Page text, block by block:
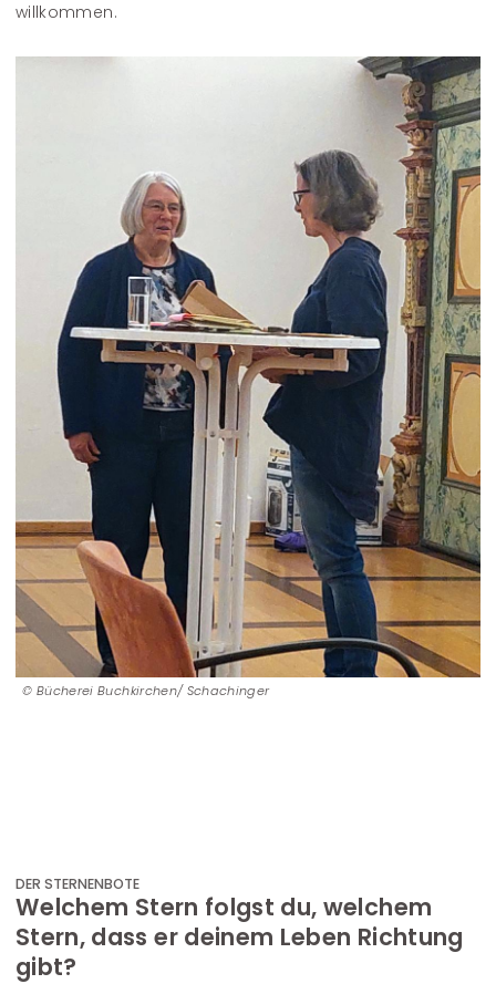
willkommen.
Bücherei Buchkirchen/ Schachinger
DER STERNENBOTE
Welchem Stern folgst du, welchem
Stern, dass er deinem Leben Richtung
gibt?